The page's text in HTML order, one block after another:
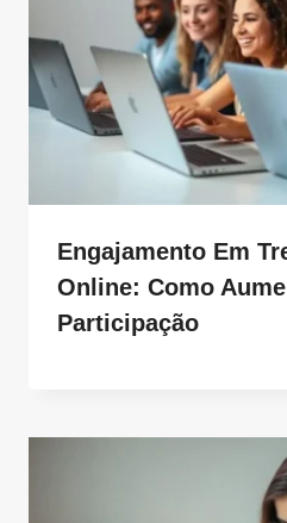
Engajamento Em
Online: Como
Participação